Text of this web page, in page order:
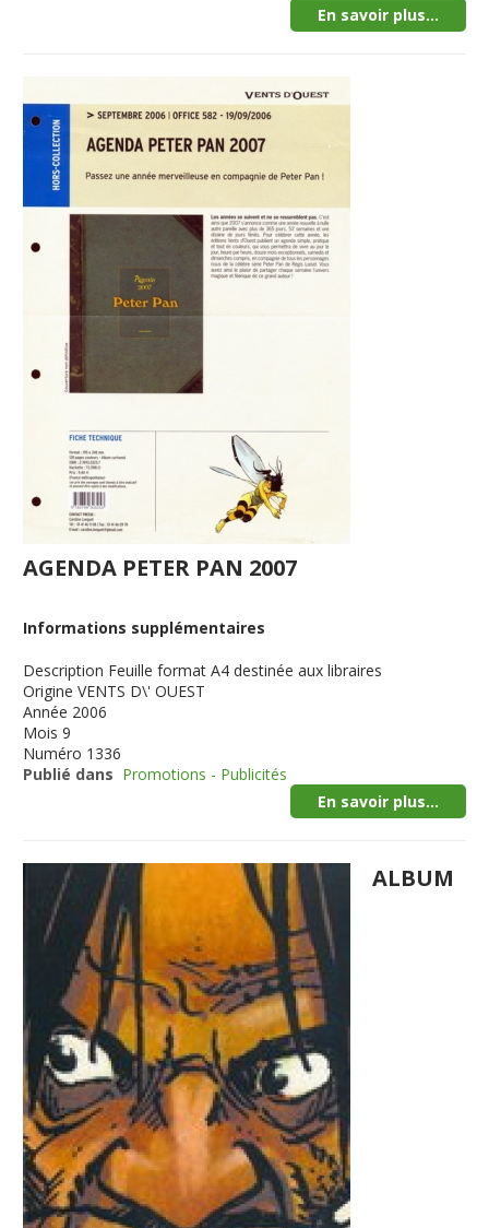
En savoir plus...
AGENDA PETER PAN 2007
Informations supplémentaires
Description Feuille format A4 destinée aux libraires
Origine VENTS D\' OUEST
Année 2006
Mois 9
Numéro 1336
Publié dans Promotions - Publicités
En savoir plus...
ALBUM